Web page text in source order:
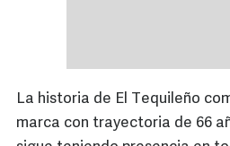
La historia de El Tequileño
marca con trayectoria de 66